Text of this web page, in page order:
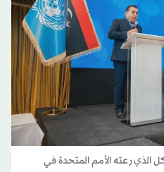
الذي رعته الأمم المتحدة في